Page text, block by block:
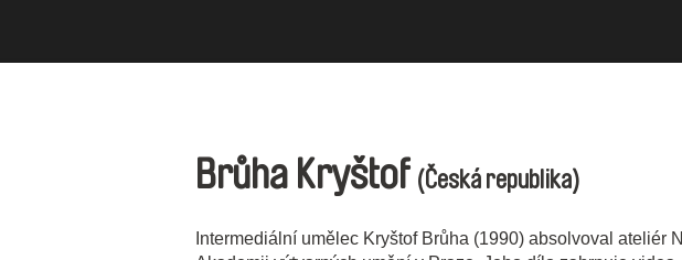
Brůha Kryštof (Česká republika)
Intermediální umělec Kryštof Brůha (1990) absolvoval ateliér